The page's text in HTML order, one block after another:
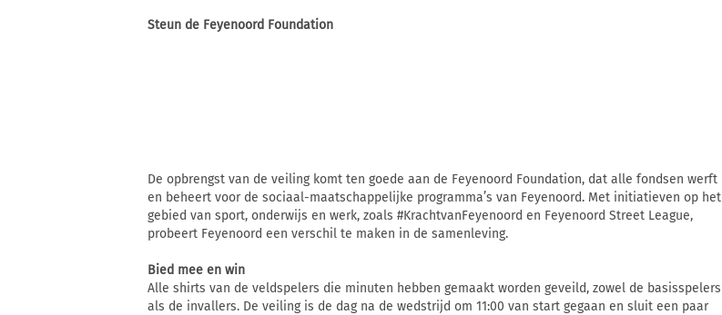
Steun de Feyenoord Foundation
De opbrengst van de veiling komt ten goede aan de Feyenoord Foundation, dat alle fondsen werft
en beheert voor de sociaal-maatschappelijke programma’s van Feyenoord. Met initiatieven op het
gebied van sport, onderwijs en werk, zoals #KrachtvanFeyenoord en Feyenoord Street League,
probeert Feyenoord een verschil te maken in de samenleving.
Bied mee en win
Alle shirts van de veldspelers die minuten hebben gemaakt worden geveild, zowel de basisspelers
als de invallers. De veiling is de dag na de wedstrijd om 11:00 van start gegaan en sluit een paar